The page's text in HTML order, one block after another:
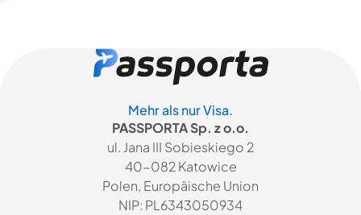
Mehr als nur Visa.
PASSPORTA Sp. z o.o.
ul. Jana III Sobieskiego 2
40-082 Katowice
Polen, Europäische Union
NIP: PL6343050934